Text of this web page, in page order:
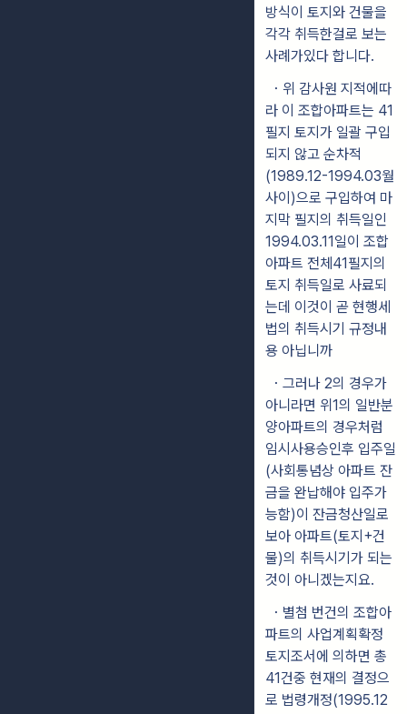
방식이 토지와 건물을
각각 취득한걸로 보는
사례가있다 합니다.
・위 감사원 지적에따
라 이 조합아파트는 41
필지 토지가 일괄 구입
되지 않고 순차적
(1989.12-1994.03월
사이)으로 구입하여 마
지막 필지의 취득일인
1994.03.11일이 조합
아파트 전체41필지의
토지 취득일로 사료되
는데 이것이 곧 현행세
법의 취득시기 규정내
용 아닙니까
・그러나 2의 경우가
아니라면 위1의 일반분
양아파트의 경우처럼
임시사용승인후 입주일
(사회통념상 아파트 잔
금을 완납해야 입주가
능함)이 잔금청산일로
보아 아파트(토지+건
물)의 취득시기가 되는
것이 아니겠는지요.
・별첨 번건의 조합아
파트의 사업계획확정
토지조서에 의하면 총
41건중 현재의 결정으
로 법령개정(1995.12